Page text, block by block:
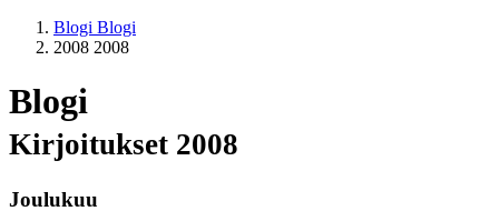
Blogi Blogi
2008 2008
Blogi
Kirjoitukset 2008
Joulukuu